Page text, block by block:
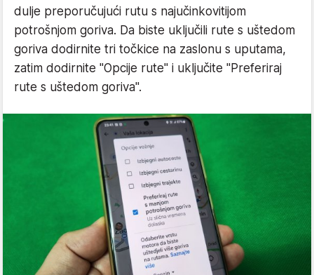
dulje preporučujući rutu s najučinkovitijom
potrošnjom goriva. Da biste uključili rute s uštedom
goriva dodirnite tri točkice na zaslonu s uputama,
zatim dodirnite "Opcije rute" i uključite "Preferiraj
rute s uštedom goriva".